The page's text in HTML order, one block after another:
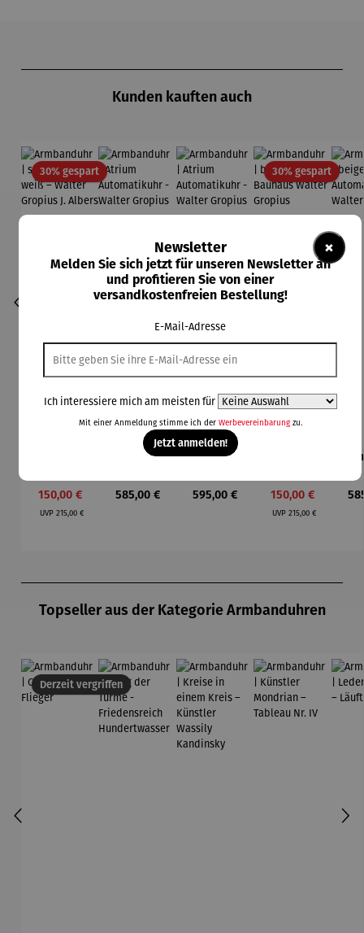
Kunden kauften auch
30% gespartRabatt
schwarz &
weiß –
Walter
Verkaufspreis:
150,00 €
UVP Regulärer Preis:
215,00 €
Armbandu
Atrium
Automatik
Regulärer Preis:
585,00 €
Armbandu
Atrium
Automatik
Regulärer Preis:
595,00 €
30% gespartRabatt
– Bauhaus
Walter
Gropius
Verkaufspreis:
150,00 €
UVP Regulärer Preis:
215,00 €
hr
|
Topseller aus der Kategorie Armbanduhren
Derzeit vergriffen
×
Newsletter
Melden Sie sich jetzt für unseren Newsletter an
und profitieren Sie von einer
versandkostenfreien Bestellung!
E-Mail-Adresse
Ich interessiere mich am meisten für
Mit einer Anmeldung stimme ich der Werbevereinbarungzu.
Jetzt anmelden!